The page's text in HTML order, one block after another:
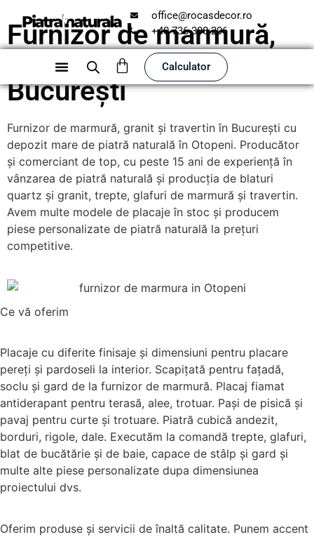
office@rocasdecor.ro
+40 736 388 206
Calculator
Furnizor de marmură,
granit și travertin în
București
Furnizor de marmură, granit și travertin în București cu
depozit mare de piatră naturală în Otopeni. Producător
și comerciant de top, cu peste 15 ani de experiență în
vânzarea de piatră naturală și producția de blaturi
quartz și granit, trepte, glafuri de marmură și travertin.
Avem multe modele de placaje în stoc și producem
piese personalizate de piatră naturală la prețuri
competitive.
Ce vă oferim
Placaje cu diferite finisaje și dimensiuni pentru placare
pereți și pardoseli la interior. Scapițată pentru fațadă,
soclu și gard de la furnizor de marmură. Placaj fiamat
antiderapant pentru terasă, alee, trotuar. Pași de pisică și
pavaj pentru curte și trotuare. Piatră cubică andezit,
borduri, rigole, dale. Executăm la comandă trepte, glafuri,
blat de bucătărie și de baie, capace de stâlp și gard și
multe alte piese personalizate dupa dimensiunea
proiectului dvs.
Oferim produse și servicii de înaltă calitate. Punem accent